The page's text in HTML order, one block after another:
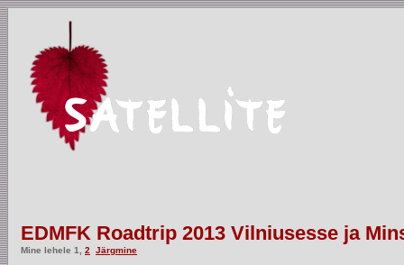
EDMFK Roadtrip 2013 Vilniusesse ja
Mine lehele 1 2 Järgmine